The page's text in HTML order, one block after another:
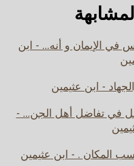
في الإيمان و أنه... - ابن
- ابن عثيمين
في تفاضل أهل الجن... -
المكان . - ابن عثيمين